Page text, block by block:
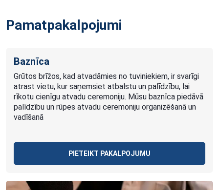
Pamatpakalpojumi
Baznīca
Grūtos brīžos, kad atvadāmies no tuviniekiem, ir svarīgi
atrast vietu, kur saņemsiet atbalstu un palīdzību, lai
rīkotu cienīgu atvadu ceremoniju. Mūsu baznīca piedāvā
palīdzību un rūpes atvadu ceremoniju organizēšanā un
vadīšanā
PIETEIKT PAKALPOJUMU